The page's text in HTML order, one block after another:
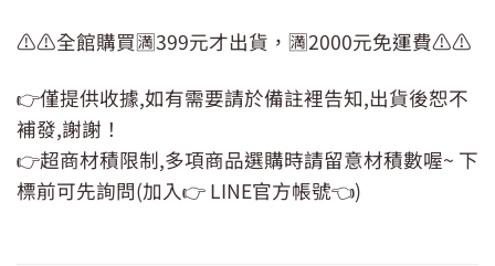
⚠️⚠️全館購買🈵399元才出貨，🈵2000元免運費⚠️⚠️
👉僅提供收據,如有需要請於備註裡告知,出貨後恕不
補發,謝謝！
👉超商材積限制,多項商品選購時請留意材積數喔~ 下
標前可先詢問(加入👉 LINE官方帳號👈)